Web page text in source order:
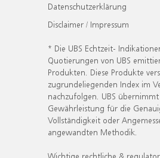
Datenschutzerklärung
Disclaimer / Impressum
* Die UBS Echtzeit-
Quotierungen von UBS
Produkten. Diese Produkte
zugrundeliegenden Index im
nachzufolgen. UBS
Gewährleistung für die
Vollständigkeit oder
angewandten Methodik.